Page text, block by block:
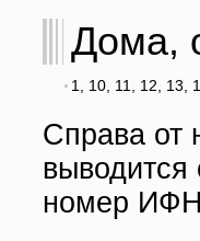
Дома,
1, 10, 11, 12, 13,
Справа от
номер